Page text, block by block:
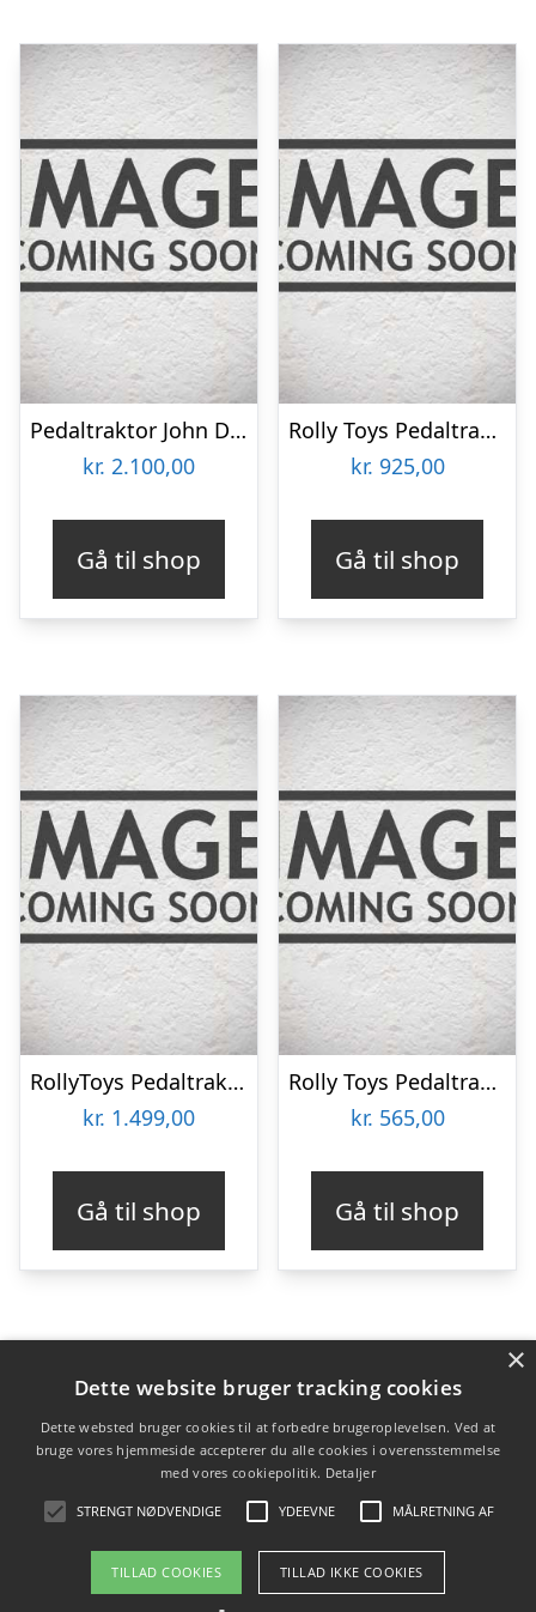
Pedaltraktor John Deere 6210 R med frontskovl Luft Hjul
kr. 2.100,00
Gå til shop
Rolly Toys Pedaltraktor Grøn med Frontskovl
kr. 925,00
Gå til shop
RollyToys Pedaltraktor John Deere Med Frontskovl
kr. 1.499,00
Gå til shop
Rolly Toys Pedaltraktor Carabella
kr. 565,00
Gå til shop
Varekategorier
Produkter
EL traktor
Legetøjstraktor
Pedaltraktor
×
Dette website bruger tracking cookies
Dette websted bruger cookies til at forbedre brugeroplevelsen. Ved at
bruge vores hjemmeside accepterer du alle cookies i overensstemmelse
med vores cookiepolitik. Detaljer
STRENGT NØDVENDIGE YDEEVNE MÅLRETNING AF
TILLAD COOKIES TILLAD IKKE COOKIES